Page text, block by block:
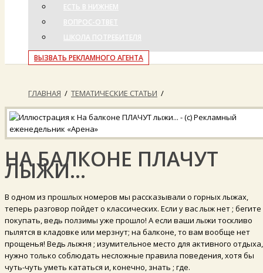
ЕСТЬ В НИЖНЕМ
ВОПРОС-ОТВЕТ
ШКОЛА ПОТРЕБИТЕЛЯ
ВЫЗВАТЬ РЕКЛАМНОГО АГЕНТА
ГЛАВНАЯ / ТЕМАТИЧЕСКИЕ СТАТЬИ /
НА БАЛКОНЕ ПЛАЧУТ
ЛЫЖИ...
В одном из прошлых номеров мы рассказывали о горных лыжах,
теперь разговор пойдет о классических. Если у вас лыж нет ; бегите
покупать, ведь ползимы уже прошло! А если ваши лыжи тоскливо
пылятся в кладовке или мерзнут; на балконе, то вам вообще нет
прощенья! Ведь лыжня ; изумительное место для активного отдыха,
нужно только соблюдать несложные правила поведения, хотя бы
чуть-чуть уметь кататься и, конечно, знать ; где.